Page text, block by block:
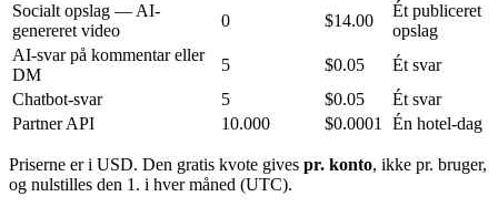
Socialt opslag — AI-
genereret video
0 $14.00
Ét publiceret
opslag
AI-svar på kommentar eller
DM
5 $0.05
Ét svar
Chatbot-svar
5 $0.05
Ét svar
Partner API
10.000 $0.0001 Én hotel-dag
Priserne er i USD. Den gratis kvote gives pr. konto, ikke pr. bruger,
og nulstilles den 1. i hver måned (UTC).